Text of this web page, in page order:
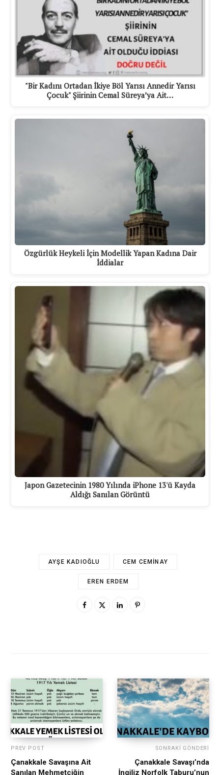
"Bir Kadını Ortadan İkiye Böl Yarısı Annedir Yarısı
Çocuk" Şiirinin Cemal Süreya’ya Ait…
Özgürlük Heykeli İçin Modellik Yapan Kadına Dair
İddialar
Japon Gazetecinin 1980 Yılında iPhone 13'ü Kayda
Aldığı Sanılan Görüntü
AYŞE KADIOĞLU CEM CEMINAY
EREN ERDEM
PREV POST
Çanakkale Savaşına Ait
Sanılan Mehmetçiğin
SONRAKI GÖNDERI
Çanakkale Savaşı’nda
İngiliz Norfolk Taburu’nun